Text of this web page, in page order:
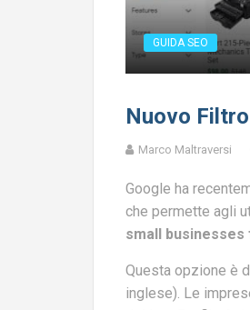
GUIDA SEO
Nuovo
Marco Maltraversi
Google ha
che permette agli
small businesses
Questa opzione è
inglese). Le